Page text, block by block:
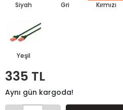
Siyah Gri Kırmızı
Yeşil
335 TL
Aynı gün kargoda!